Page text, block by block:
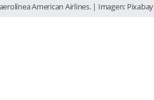
American Airlines. | Imagen: Pixabay
a new window